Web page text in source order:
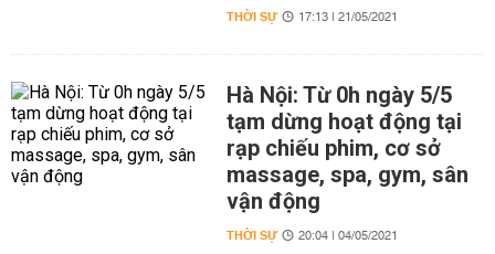
THỜI SỰ 17:13 | 21/05/2021
Hà Nội: Từ 0h ngày 5/5
tạm dừng hoạt động tại
rạp chiếu phim, cơ sở
massage, spa, gym, sân
vận động
THỜI SỰ 20:04 | 04/05/2021